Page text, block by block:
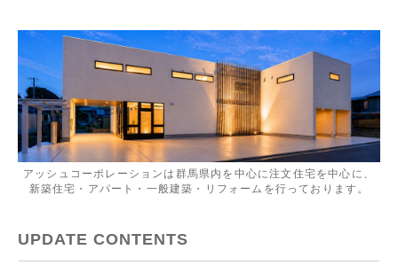
アッシュコーポレーションは群馬県内を中心に注文住宅を中心に、
新築住宅・アパート・一般建築・リフォームを行っております。
UPDATE CONTENTS